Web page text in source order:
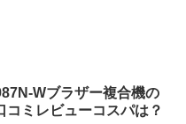
Wブラザー複合機の
コミレビューコスパは？